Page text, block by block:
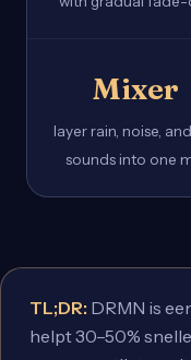
Mixer
layer rain, noise,
sounds into one
TL;DR: DRMN is
helpt 30–50%